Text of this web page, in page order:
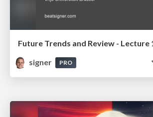
signer
PRO